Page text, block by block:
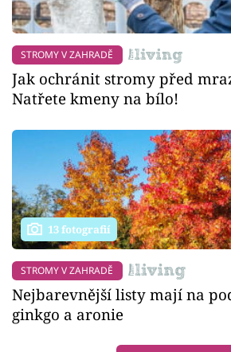
STROMY V ZAHRADĚ
Jak ochránit stromy před
Natřete kmeny na bílo!
13 fotografií
STROMY V ZAHRADĚ
Nejbarevnější listy mají na
ginkgo a aronie